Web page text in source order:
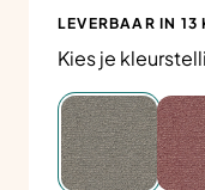
LEVERBAAR IN 13
Kies je